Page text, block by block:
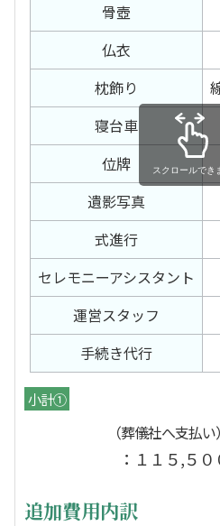
骨壺
仏衣
枕飾り
寝台車
位牌
遺影写真
式進行
セレモニーアシスタント
運営スタッフ
手続き代行
スクロールでき
小計①
（葬儀社へ支払
：１１５,５
追加費用内訳